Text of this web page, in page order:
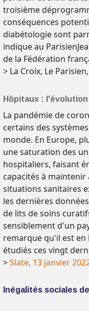
troisième
conséquences
diabétologie sont
indique au
de la Fédération
> La Croix, Le
Hôpitaux :
La pandémie de
certains des
monde. En Europe,
une saturation des
hospitaliers, faisant
capacités à
situations sanitaires
les dernières
de lits de soins
sensiblement d'un
remarque qu'il est en
étudiés ces vingt
>Slate, 13 janvier
Inégalités sociales